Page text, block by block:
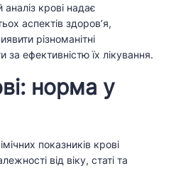
крові надає
аспектів здоров’я,
різноманітні
ефективністю їх лікування.
норма у
показників крові
від віку, статі та